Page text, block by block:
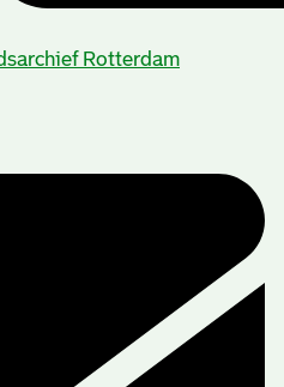
Rotterdam